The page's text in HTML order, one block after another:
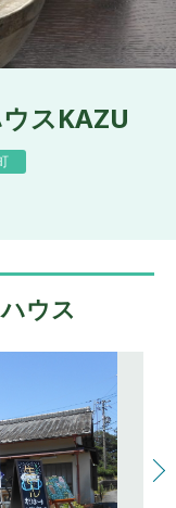
スKAZU
ウス